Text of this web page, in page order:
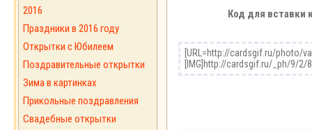
2016
Праздники в 2016 году
Открытки с Юбилеем
Поздравительные открытки
Зима в картинках
Прикольные поздравления
Свадебные открытки
Код для вставки